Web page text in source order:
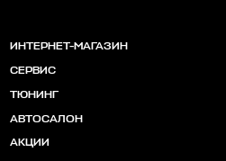
ИНТЕРНЕТ-МАГАЗИН
СЕРВИС
ТЮНИНГ
АВТОСАЛОН
АКЦИИ